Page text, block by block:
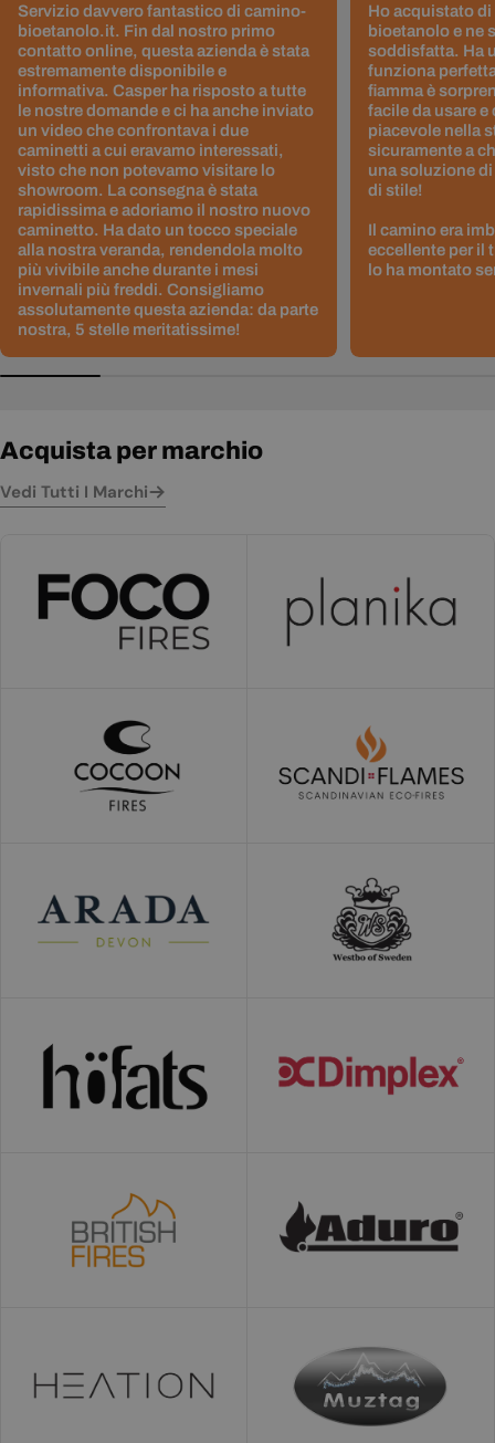
Servizio davvero fantastico di camino-
bioetanolo.it. Fin dal nostro primo
contatto online, questa azienda è stata
estremamente disponibile e
informativa. Casper ha risposto a tutte
le nostre domande e ci ha anche inviato
un video che confrontava i due
caminetti a cui eravamo interessati,
visto che non potevamo visitare lo
showroom. La consegna è stata
rapidissima e adoriamo il nostro nuovo
caminetto. Ha dato un tocco speciale
alla nostra veranda, rendendola molto
più vivibile anche durante i mesi
invernali più freddi. Consigliamo
assolutamente questa azienda: da parte
nostra, 5 stelle meritatissime!
Ho acquistato di
bioetanolo e ne
soddisfatta. Ha
funziona
fiamma è
facile da usare e
piacevole nella
sicuramente a
una soluzione
di stile!
Il camino era
eccellente per il
lo ha montato
Acquista per marchio
Vedi Tutti I Marchi